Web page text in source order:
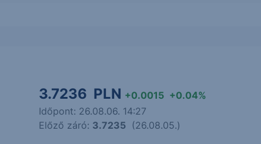
3.7236 PLN +0.0015 +0.04%
Időpont: 26.08.06. 14:27
Előző záró: 3.7235 (26.08.05.)